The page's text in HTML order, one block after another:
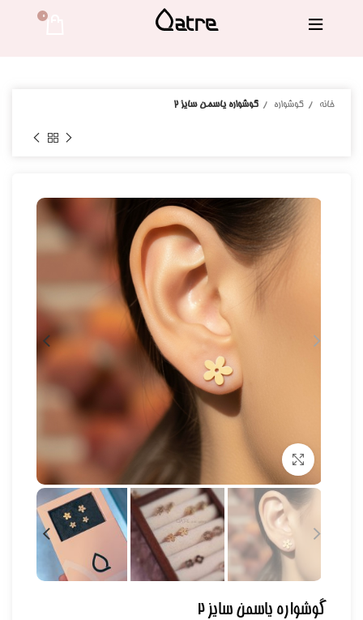
0
خانه گوشواره گوشواره یاسمن سایز ۲
گوشواره یاسمن سایز ۲